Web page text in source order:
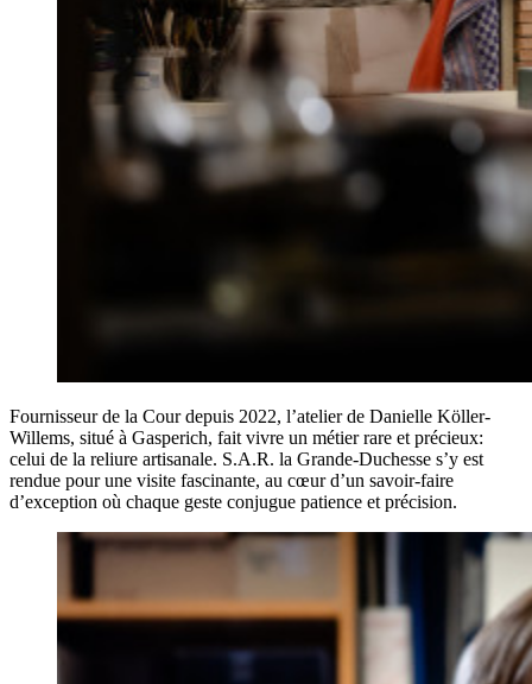
Fournisseur de la Cour depuis 2022, l’atelier de Danielle Köller-
Willems, situé à Gasperich, fait vivre un métier rare et précieux:
celui de la reliure artisanale. S.A.R. la Grande-Duchesse s’y est
rendue pour une visite fascinante, au cœur d’un savoir-faire
d’exception où chaque geste conjugue patience et précision.